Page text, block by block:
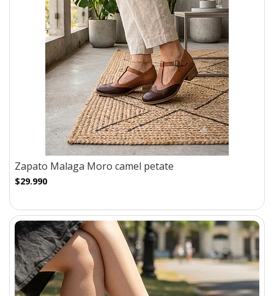
Zapato Malaga Moro camel petate
$29.990